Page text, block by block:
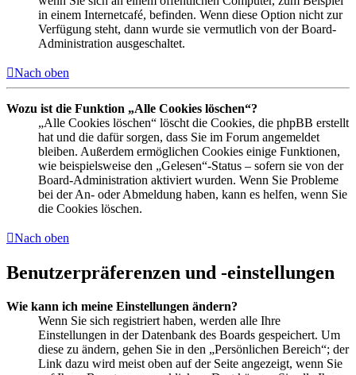
in einem Internetcafé, befinden. Wenn diese Option nicht zur
Verfügung steht, dann wurde sie vermutlich von der Board-
Administration ausgeschaltet.
Nach oben
Wozu ist die Funktion „Alle Cookies löschen“?
„Alle Cookies löschen“ löscht die Cookies, die phpBB erstellt
hat und die dafür sorgen, dass Sie im Forum angemeldet
bleiben. Außerdem ermöglichen Cookies einige Funktionen,
wie beispielsweise den „Gelesen“-Status – sofern sie von der
Board-Administration aktiviert wurden. Wenn Sie Probleme
bei der An- oder Abmeldung haben, kann es helfen, wenn Sie
die Cookies löschen.
Nach oben
Benutzerpräferenzen und -einstellungen
Wie kann ich meine Einstellungen ändern?
Wenn Sie sich registriert haben, werden alle Ihre
Einstellungen in der Datenbank des Boards gespeichert. Um
diese zu ändern, gehen Sie in den „Persönlichen Bereich“; der
Link dazu wird meist oben auf der Seite angezeigt, wenn Sie